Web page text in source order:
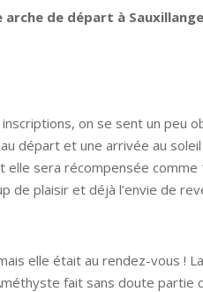
de départ à
on se sent un peu
départ et une arrivée au
sera récompensée comme
plaisir et déjà l’envie de
elle était au rendez-vous !
fait sans doute